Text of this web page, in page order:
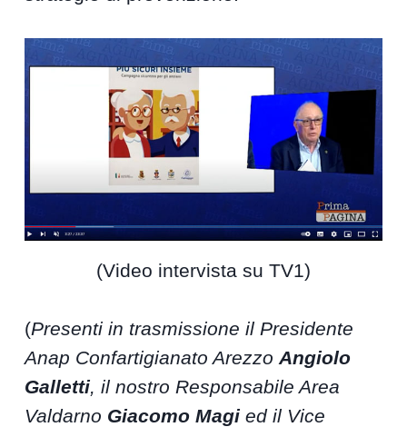
(Video intervista su TV1)
(Presenti in trasmissione il Presidente
Anap Confartigianato ArezzoAngiolo
Galletti, il nostro Responsabile Area
Valdarno Giacomo Magi ed il Vice